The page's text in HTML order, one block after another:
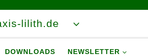
lilith.de
DOWNLOADS NEWSLETTER